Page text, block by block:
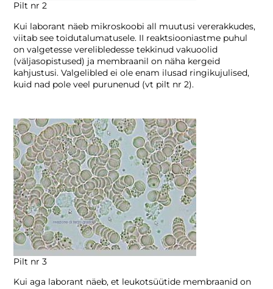
Pilt nr 2
Kui laborant näeb mikroskoobi all muutusi vererakkudes,
viitab see toidutalumatusele. II reaktsiooniastme puhul
on valgetesse verelibledesse tekkinud vakuoolid
(väljasopistused) ja membraanil on näha kergeid
kahjustusi. Valgelibled ei ole enam ilusad ringikujulised,
kuid nad pole veel purunenud (vt pilt nr 2).
Pilt nr 3
Kui aga laborant näeb, et leukotsüütide membraanid on